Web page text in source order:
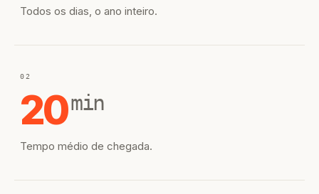
Todos os dias, o ano inteiro.
02
20min
Tempo médio de chegada.